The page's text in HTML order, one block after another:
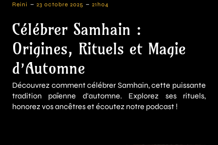
Reini - 23 octobre 2025 - 21h04
Célébrer Samhain :
Origines, Rituels et Magie
d’Automne
Découvrez comment célébrer Samhain, cette puissante
tradition païenne d'automne. Explorez ses rituels,
honorez vos ancêtres et écoutez notre podcast !